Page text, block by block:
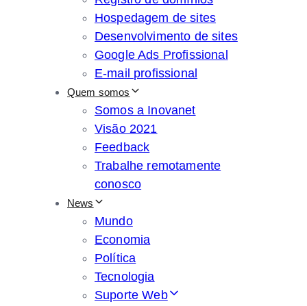
Hospedagem de sites
Desenvolvimento de sites
Google Ads Profissional
E-mail profissional
Quem somos
Somos a Inovanet
Visão 2021
Feedback
Trabalhe remotamente
conosco
News
Mundo
Economia
Política
Tecnologia
Suporte Web